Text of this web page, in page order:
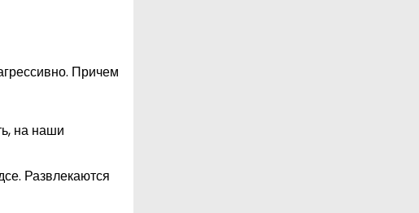
Причем
на наши
Развлекаются